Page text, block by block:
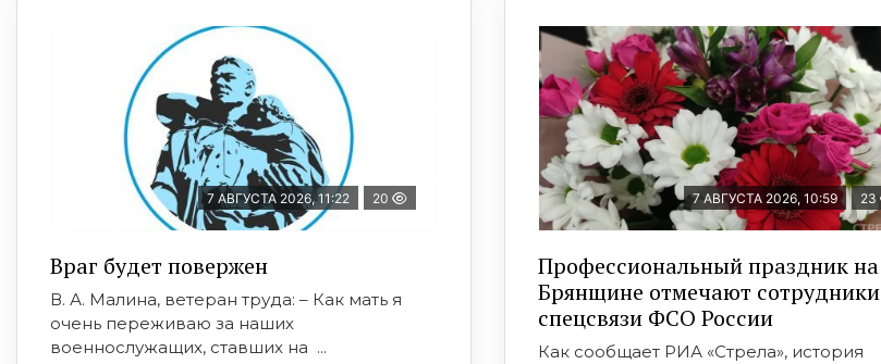
7 АВГУСТА 2026, 11:22 20
Враг будет повержен
В. А. Малина, ветеран труда: – Как мать я
очень переживаю за наших
военнослужащих, ставших на ...
7 АВГУСТА 2026, 10:59 23
Профессиональный праздник на
Брянщине отмечают сотрудники
спецсвязи ФСО России
Как сообщает РИА «Стрела», история